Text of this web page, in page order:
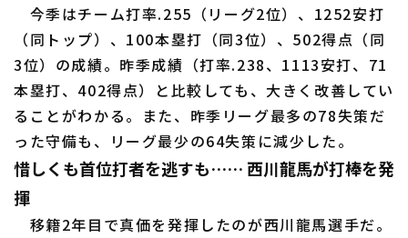
オリックス・バファローズ
福岡ソフトバンクホークス
今季はチーム打率.255（リーグ2位）、1252安打
（同トップ）、100本塁打（同3位）、502得点（同
3位）の成績。昨季成績（打率.238、1113安打、71
本塁打、402得点）と比較しても、大きく改善してい
ることがわかる。また、昨季リーグ最多の78失策だ
った守備も、リーグ最少の64失策に減少した。
惜しくも首位打者を逃すも…… 西川龍馬が打棒を発
揮
移籍2年目で真価を発揮したのが西川龍馬選手だ。